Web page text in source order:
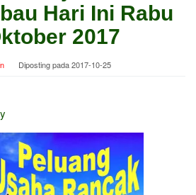
Hari Ini Rabu
2017
Diposting pada2017-10-25